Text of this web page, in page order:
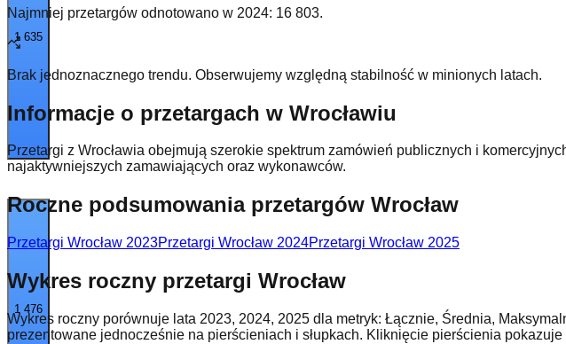
1 635
1 476
Najmniej przetargów odnotowano w 2024: 16 803.
Brak jednoznacznego trendu. Obserwujemy względną stabilność w minionych latach.
Informacje o przetargach w Wrocławiu
Przetargi z Wrocławia obejmują szerokie spektrum zamówień publicznych i
najaktywniejszych zamawiających oraz wykonawców.
Roczne podsumowania przetargów Wrocław
Przetargi Wrocław 2023Przetargi Wrocław 2024Przetargi Wrocław 2025
Wykres roczny przetargi Wrocław
Wykres roczny porównuje lata 2023, 2024, 2025 dla metryk: Łącznie, Średnia,
prezentowane jednocześnie na pierścieniach i słupkach. Kliknięcie pierścienia